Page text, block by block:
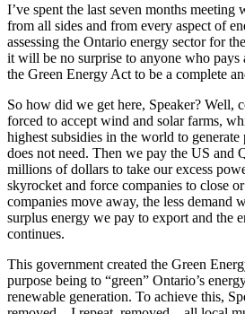
I’ve spent the last seven months meeting
from all sides and from every aspect of
assessing the Ontario energy sector for
it will be no surprise to anyone who
the Green Energy Act to be a complete
So how did we get here, Speaker? Well,
forced to accept wind and solar farms,
highest subsidies in the world to
does not need. Then we pay the US and
millions of dollars to take our excess
skyrocket and force companies to close
companies move away, the less demand
surplus energy we pay to export and the
continues.
This government created the Green
purpose being to “green” Ontario’s
renewable generation. To achieve this,